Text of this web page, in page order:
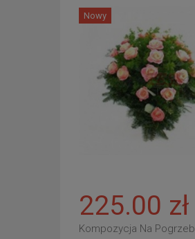
Nowy
225.00 zł
Kompozycja Na Pogrzeb